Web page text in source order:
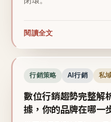
閱讀全文
行銷策略 AI行銷 私
數位行銷趨勢完整解
據，你的品牌在哪一